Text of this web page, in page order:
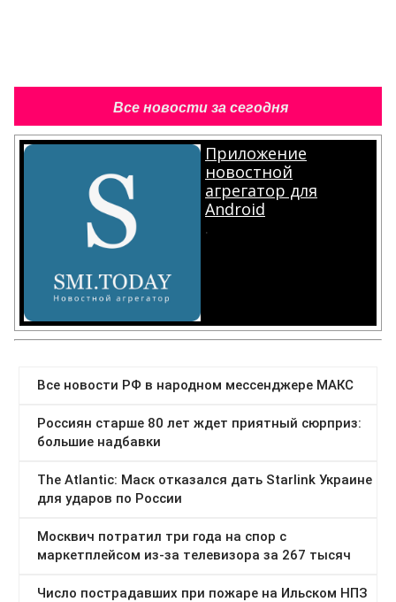
Все новости за сегодня
Приложение
новостной
агрегатор для
Android
.